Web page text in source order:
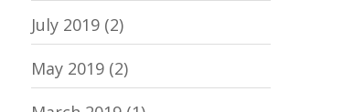
July 2019(2)
May 2019(2)